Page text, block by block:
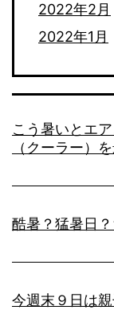
2022年2月
2022年1月
こう暑いとエ
（クーラー）
酷暑？猛暑日
今週末９日は